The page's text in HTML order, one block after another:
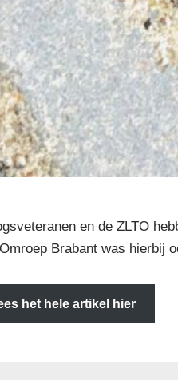
en de ZLTO
Brabant was hierbij
het hele artikel hier